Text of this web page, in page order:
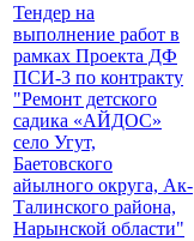
Тендер на
выполнение работ в
рамках Проекта ДФ
ПСИ-3 по контракту
"Ремонт детского
садика «АЙДОС»
село Угут,
Баетовского
айылного округа, Ак-
Талинского района,
Нарынской области"